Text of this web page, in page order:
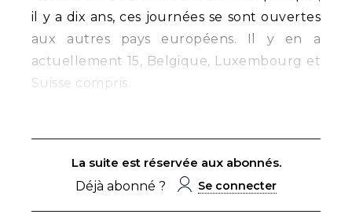
il y a dix ans, ces journées se sont ouvertes
aux autres pays européens. Il y en a
actuellement 15, Belgique, Luxembourg et
Suisse compris.
La suite est réservée aux abonnés.
Déjà abonné ?
Se connecter